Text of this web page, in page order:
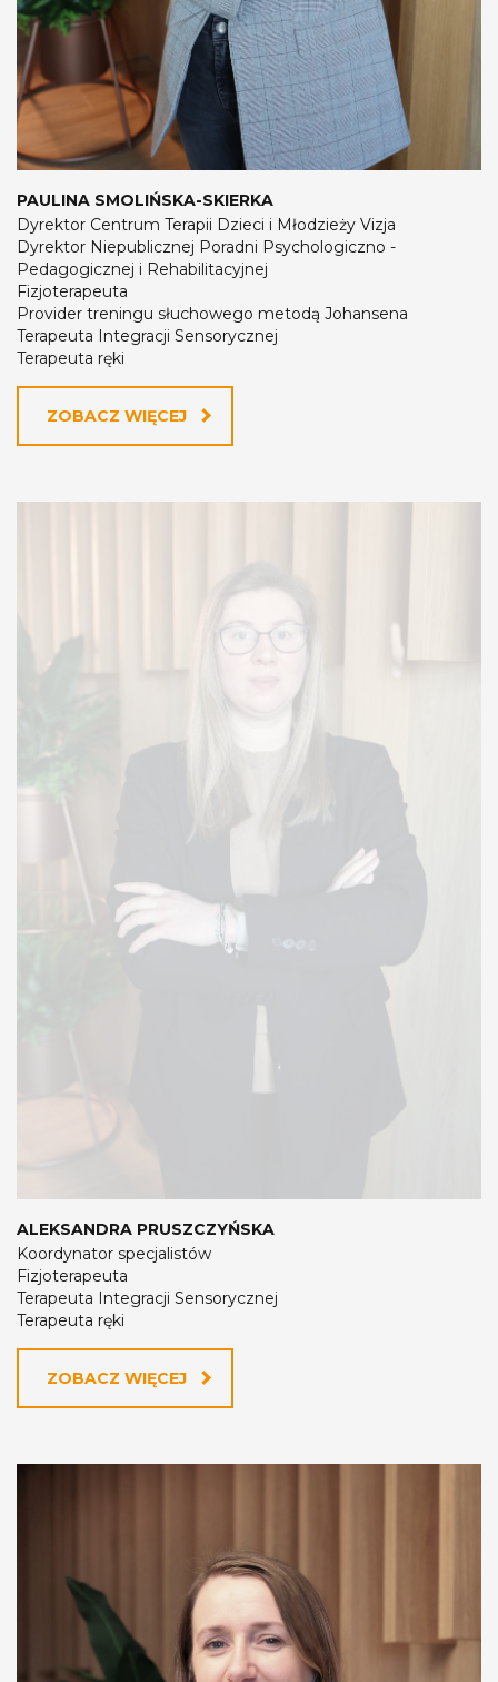
PAULINA SMOLIŃSKA-SKIERKA
Dyrektor Centrum Terapii Dzieci i Młodzieży Vizja
Dyrektor Niepublicznej Poradni Psychologiczno -
Pedagogicznej i Rehabilitacyjnej
Fizjoterapeuta
Provider treningu słuchowego metodą Johansena
Terapeuta Integracji Sensorycznej
Terapeuta ręki
ZOBACZ WIĘCEJ
ALEKSANDRA PRUSZCZYŃSKA
Koordynator specjalistów
Fizjoterapeuta
Terapeuta Integracji Sensorycznej
Terapeuta ręki
ZOBACZ WIĘCEJ